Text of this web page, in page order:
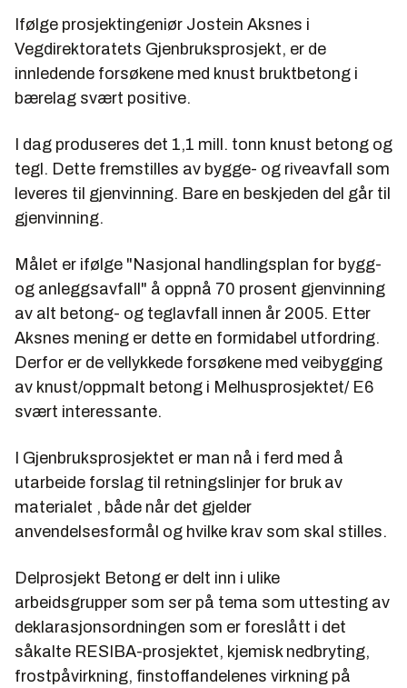
Ifølge prosjektingeniør Jostein Aksnes i
Vegdirektoratets Gjenbruksprosjekt, er de
innledende forsøkene med knust bruktbetong i
bærelag svært positive.
I dag produseres det 1,1 mill. tonn knust betong og
tegl. Dette fremstilles av bygge- og riveavfall som
leveres til gjenvinning. Bare en beskjeden del går til
gjenvinning.
Målet er ifølge "Nasjonal handlingsplan for bygg-
og anleggsavfall" å oppnå 70 prosent gjenvinning
av alt betong- og teglavfall innen år 2005. Etter
Aksnes mening er dette en formidabel utfordring.
Derfor er de vellykkede forsøkene med veibygging
av knust/oppmalt betong i Melhusprosjektet/ E6
svært interessante.
I Gjenbruksprosjektet er man nå i ferd med å
utarbeide forslag til retningslinjer for bruk av
materialet , både når det gjelder
anvendelsesformål og hvilke krav som skal stilles.
Delprosjekt Betong er delt inn i ulike
arbeidsgrupper som ser på tema som uttesting av
deklarasjonsordningen som er foreslått i det
såkalte RESIBA-prosjektet, kjemisk nedbryting,
frostpåvirkning, finstoffandelenes virkning på